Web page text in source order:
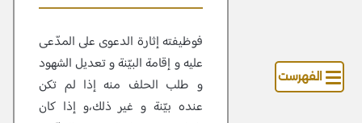
الفهرست
فوظيفته إثارة الدعوى على المدّعى
عليه و إقامة البيّنة و تعديل الشهود
و طلب الحلف منه إذا لم تكن
عنده بيّنة و غير ذلك،و إذا كان